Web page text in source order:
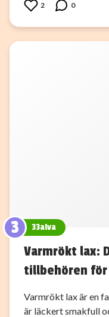
2 0
3 33alva
Varmrökt lax:
tillbehören
Varmrökt lax är en
är läckert smakfull